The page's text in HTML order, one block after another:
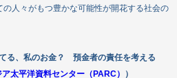
人々がもつ豊かな可能性が開花する社会の
る、私のお金？ 預金者の責任を考える
太平洋資料センター（PARC）
）